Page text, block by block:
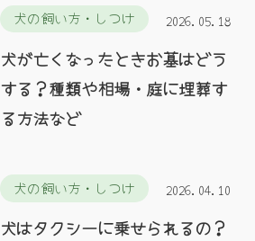
犬の飼い方・しつけ 2026.05.18
犬が亡くなったときお墓はどう
する？種類や相場・庭に埋葬す
る方法など
犬の飼い方・しつけ 2026.04.10
犬はタクシーに乗せられるの？